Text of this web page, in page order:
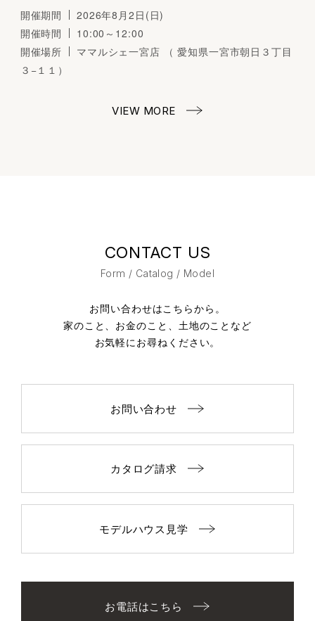
開催期間
2026年8月2日(日)
開催時間
10:00～12:00
開催場所
ママルシェ一宮店 （ 愛知県一宮市朝日３丁目
３−１１）
VIEW MORE
CONTACT US
Form / Catalog / Model
お問い合わせはこちらから。
家のこと、お金のこと、土地のことなど
お気軽にお尋ねください。
お問い合わせ
カタログ請求
モデルハウス見学
お電話はこちら